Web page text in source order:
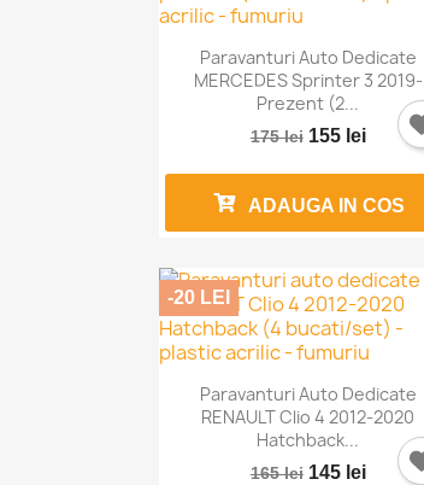
 Vizualizare rapida
Paravanturi Auto Dedicate
MERCEDES Sprinter 3 2019-
Prezent (2...
175 lei 155 lei
ADAUGA IN COS
 Vizualizare rapida
Paravanturi Auto Dedicate
RENAULT Clio 4 2012-2020
Hatchback...
165 lei 145 lei
-20 LEI